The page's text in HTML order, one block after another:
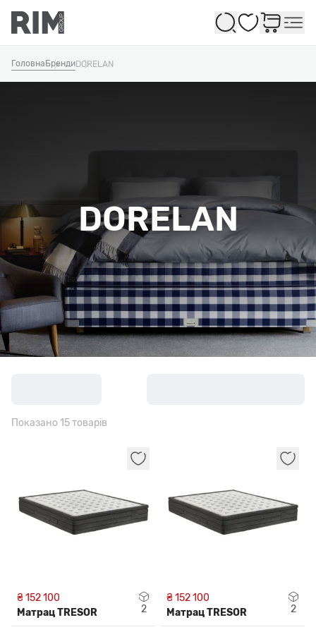
Обране
DORELAN
Головна БрендиDORELAN
Показано 15 товарів
₴ 152 100
Матрац TRESOR
2
₴ 152 100
Матрац TRESOR
2